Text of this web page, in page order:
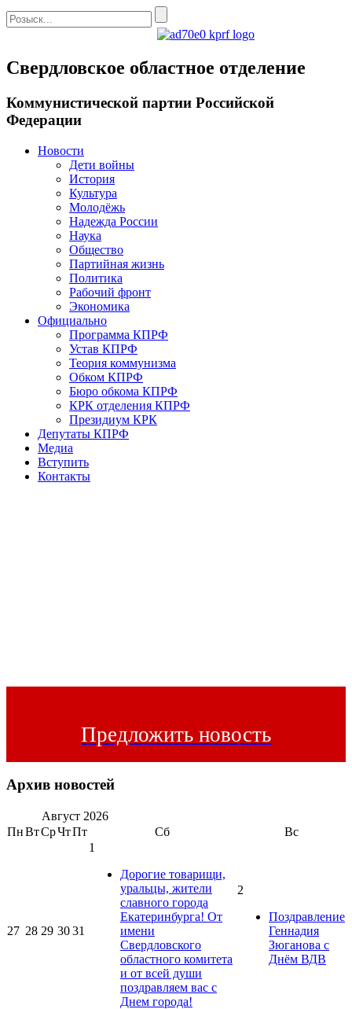
Свердловское областное отделение
Коммунистической партии Российской
Федерации
Новости
Дети войны
История
Культура
Молодёжь
Надежда России
Наука
Общество
Партийная жизнь
Политика
Рабочий фронт
Экономика
Официально
Программа КПРФ
Устав КПРФ
Теория коммунизма
Обком КПРФ
Бюро обкома КПРФ
КРК отделения КПРФ
Президиум КРК
Депутаты КПРФ
Медиа
Вступить
Контакты
Предложить новость
Архив новостей
Август 2026
ПнВтСрЧтПт Сб Вс
27 28 29 3031
1
Дорогие товарищи,
уральцы, жители
славного города
Екатеринбурга! От
имени
Свердловского
областного комитета
и от всей души
поздравляем вас с
Днем города!
2
Поздравление
Геннадия
Зюганова с
Днём ВДВ